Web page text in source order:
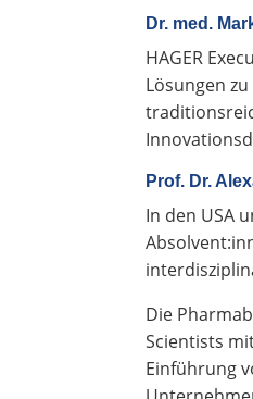
Dr. med.
HAGER
Lösungen
Prof. Dr.
In den USA
Die
Scientists
Einführung